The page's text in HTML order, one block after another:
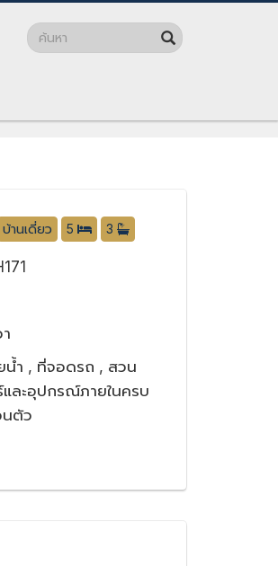
บ้านเดี่ยว 5 3
น้ำ , ที่จอดรถ , สวน
ละอุปกรณ์ภายในครบ
นตัว